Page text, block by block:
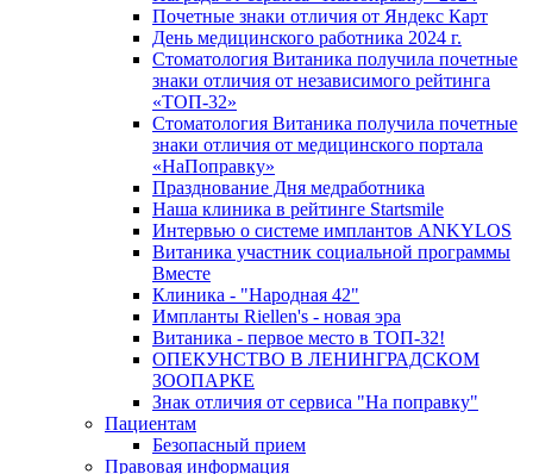
Почетные знаки отличия от Яндекс Карт
День медицинского работника 2024 г.
Стоматология Витаника получила почетные
знаки отличия от независимого рейтинга
«ТОП-32»
Стоматология Витаника получила почетные
знаки отличия от медицинского портала
«НаПоправку»
Празднование Дня медработника
Наша клиника в рейтинге Startsmile
Интервью о системе имплантов ANKYLOS
Витаника участник социальной программы
Вместе
Клиника - "Народная 42"
Импланты Riellen's - новая эра
Витаника - первое место в ТОП-32!
ОПЕКУНСТВО В ЛЕНИНГРАДСКОМ
ЗООПАРКЕ
Знак отличия от сервиса "На поправку"
Пациентам
Безопасный прием
Правовая информация